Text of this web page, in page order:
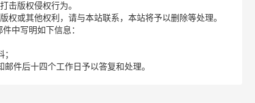
击版权侵权行为。
权或其他权利，请与本站联系，本站将予以删除等处理。
中写明如下信息：
件后十四个工作日予以答复和处理。